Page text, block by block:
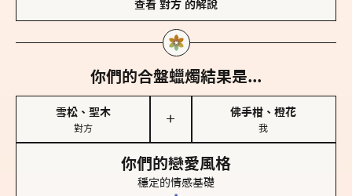
查看 對方 的解說
你們的合盤蠟燭結果是...
雪松、聖木
對方
＋
佛手柑、橙花
我
你們的戀愛風格
穩定的情感基礎